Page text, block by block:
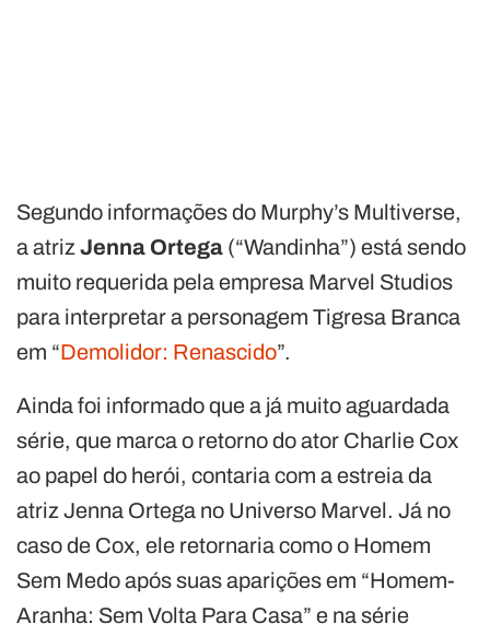
Segundo informações do Murphy’s Multiverse,
a atrizJenna Ortega (“Wandinha”) está sendo
muito requerida pela empresa Marvel Studios
para interpretar a personagem Tigresa Branca
em “Demolidor: Renascido”.
Ainda foi informado que a já muito aguardada
série, que marca o retorno do ator Charlie Cox
ao papel do herói, contaria com a estreia da
atriz Jenna Ortega no Universo Marvel. Já no
caso de Cox, ele retornaria como o Homem
Sem Medo após suas aparições em “Homem-
Aranha: Sem Volta Para Casa” e na série